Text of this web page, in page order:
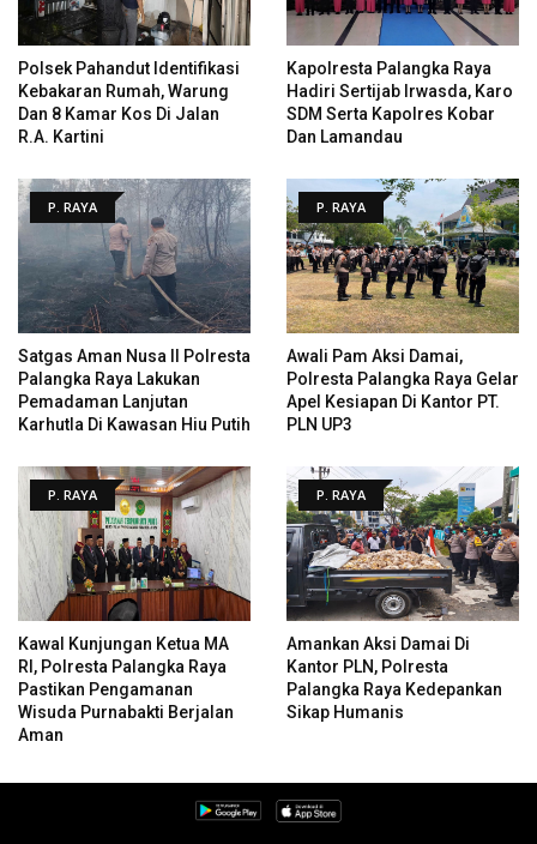
Polsek Pahandut Identifikasi
Kebakaran Rumah, Warung
Dan 8 Kamar Kos Di Jalan
R.A. Kartini
Kapolresta Palangka Raya
Hadiri Sertijab Irwasda, Karo
SDM Serta Kapolres Kobar
Dan Lamandau
P. RAYA
Satgas Aman Nusa II Polresta
Palangka Raya Lakukan
Pemadaman Lanjutan
Karhutla Di Kawasan Hiu Putih
P. RAYA
Awali Pam Aksi Damai,
Polresta Palangka Raya Gelar
Apel Kesiapan Di Kantor PT.
PLN UP3
P. RAYA
Kawal Kunjungan Ketua MA
RI, Polresta Palangka Raya
Pastikan Pengamanan
Wisuda Purnabakti Berjalan
Aman
P. RAYA
Amankan Aksi Damai Di
Kantor PLN, Polresta
Palangka Raya Kedepankan
Sikap Humanis